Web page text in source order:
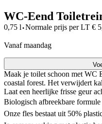
WC-Eend
0,75 l·Normale prijs per LT €
vanaf maandag
Maak je toilet schoon met WC
coastal forest. Het verwijdert
Laat een heerlijke frisse geur
Biologisch afbreekbare formule
Onze fles bestaat uit 50%